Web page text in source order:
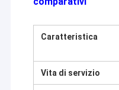
Caratteristica
Vita di servizio